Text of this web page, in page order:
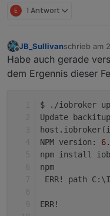
E 1 Antwort
Offline
JB_Sullivanschrieb am
zuletzt
Habe auch gerade
dem Ergennis dieser
$ ./iobroker
Update
NPM version:
npm install
npm
ERR! path
ERR!